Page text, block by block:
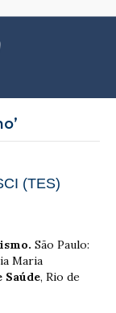
(TES)
. São Paulo:
Maria
Saúde, Rio de